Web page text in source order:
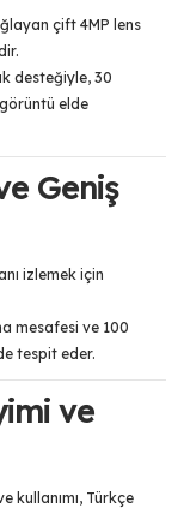
çift 4MP lens
desteğiyle, 30
elde
Geniş
izlemek için
mesafesi ve 100
tespit eder.
ve
kullanımı, Türkçe